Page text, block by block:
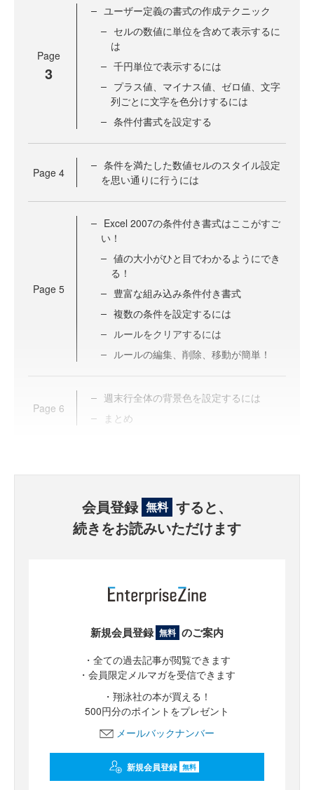
Page
3
ユーザー定義の書式の作成テクニック
セルの数値に単位を含めて表示するに
は
千円単位で表示するには
プラス値、マイナス値、ゼロ値、文字
列ごとに文字を色分けするには
条件付書式を設定する
Page 4
条件を満たした数値セルのスタイル設定
を思い通りに行うには
Page 5
Excel 2007の条件付き書式はここがすご
い！
値の大小がひと目でわかるようにでき
る！
豊富な組み込み条件付き書式
複数の条件を設定するには
ルールをクリアするには
ルールの編集、削除、移動が簡単！
Page 6
週末行全体の背景色を設定するには
まとめ
会員登録 無料 すると、
続きをお読みいただけます
新規会員登録 無料 のご案内
・全ての過去記事が閲覧できます
・会員限定メルマガを受信できます
・翔泳社の本が買える！
500円分のポイントをプレゼント
メールバックナンバー
新規会員登録 無料